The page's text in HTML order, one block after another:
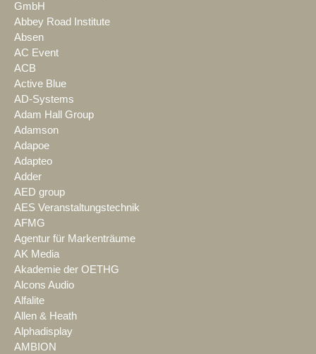
GmbH
Abbey Road Institute
Absen
AC Event
ACB
Active Blue
AD-Systems
Adam Hall Group
Adamson
Adapoe
Adapteo
Adder
AED group
AES Veranstaltungstechnik
AFMG
Agentur für Markenträume
AK Media
Akademie der OETHG
Alcons Audio
Alfalite
Allen & Heath
Alphadisplay
AMBION